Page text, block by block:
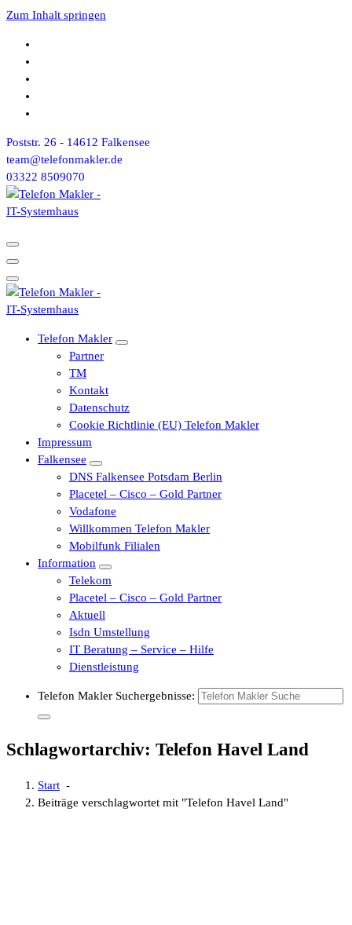
Zum Inhalt springen
Poststr. 26 - 14612 Falkensee
team@telefonmakler.de
03322 8509070
Telefon Makler
Partner
TM
Kontakt
Datenschutz
Cookie Richtlinie (EU) Telefon Makler
Impressum
Falkensee
DNS Falkensee Potsdam Berlin
Placetel – Cisco – Gold Partner
Vodafone
Willkommen Telefon Makler
Mobilfunk Filialen
Information
Telekom
Placetel – Cisco – Gold Partner
Aktuell
Isdn Umstellung
IT Beratung – Service – Hilfe
Dienstleistung
Telefon Makler Suchergebnisse:
Schlagwortarchiv: Telefon Havel Land
Start -
Beiträge verschlagwortet mit "Telefon Havel Land"